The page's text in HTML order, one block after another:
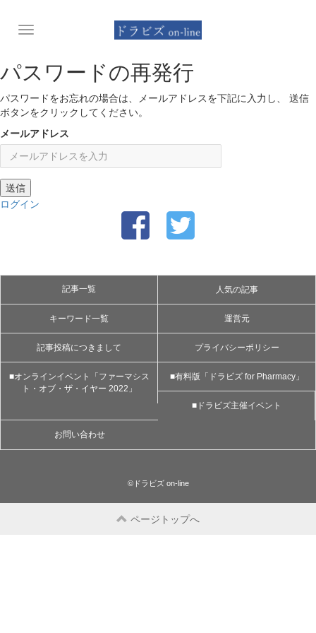
Toggle
パスワードの再発行
パスワードをお忘れの場合は、メールアドレスを下記に入力し、 送信
ボタンをクリックしてください。
メールアドレス
ログイン
記事一覧 人気の記事
キーワード一覧 運営元
記事投稿につきまして プライバシーポリシー
■オンラインイベント「ファーマシス
ト・オブ・ザ・イヤー 2022」
■有料版「ドラビズ for Pharmacy」
■ドラビズ主催イベント
お問い合わせ
©ドラビズ on-line
ページトップへ